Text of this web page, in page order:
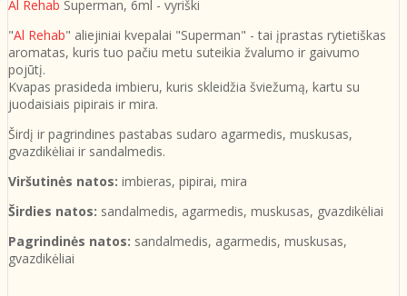
Al Rehab Superman, 6ml - vyriški
"Al Rehab" aliejiniai kvepalai "Superman" - tai įprastas rytietiškas
aromatas, kuris tuo pačiu metu suteikia žvalumo ir gaivumo
pojūtį.
Kvapas prasideda imbieru, kuris skleidžia šviežumą, kartu su
juodaisiais pipirais ir mira.
Širdį ir pagrindines pastabas sudaro agarmedis, muskusas,
gvazdikėliai ir sandalmedis.
Viršutinės natos: imbieras, pipirai, mira
Širdies natos: sandalmedis, agarmedis, muskusas, gvazdikėliai
Pagrindinės natos: sandalmedis, agarmedis, muskusas,
gvazdikėliai